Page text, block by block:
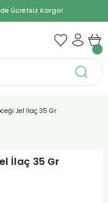
Ücretsiz Kargo!
Jel İlaç 35 Gr
İlaç 35 Gr